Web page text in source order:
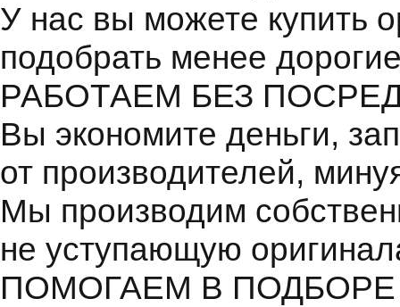
У нас вы можете купить
подобрать менее
РАБОТАЕМ БЕЗ
Вы экономите деньги,
от производителей,
Мы производим
не уступающую
ПОМОГАЕМ В ПОДБОРЕ